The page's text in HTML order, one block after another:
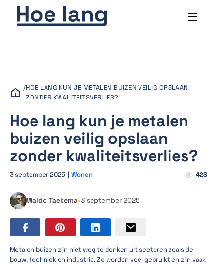
/HOE LANG KUN JE METALEN BUIZEN VEILIG OPSLAAN
ZONDER KWALITEITSVERLIES?
Hoe lang kun je metalen
buizen veilig opslaan
zonder kwaliteitsverlies?
3 september 2025 | Wonen 428
Waldo Taekema•3 september 2025
Metalen buizen zijn niet weg te denken uit sectoren zoals de
bouw, techniek en industrie. Ze worden veel gebruikt en zijn vaak